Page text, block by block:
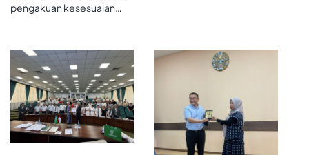
pengakuan kesesuaian…